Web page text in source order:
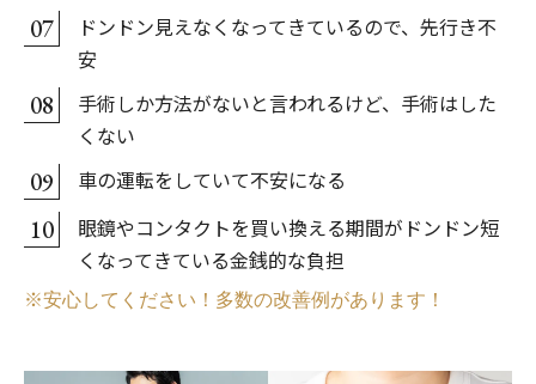
07
ドンドン見えなくなってきているので、先行き不
安
08
手術しか方法がないと言われるけど、手術はした
くない
09 車の運転をしていて不安になる
10
眼鏡やコンタクトを買い換える期間がドンドン短
くなってきている金銭的な負担
※安心してください！多数の改善例があります！